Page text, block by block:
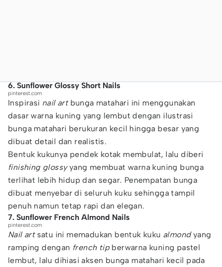
6. Sunflower Glossy Short Nails
pinterest.com
Inspirasi nail artbunga matahari ini menggunakan
dasar warna kuning yang lembut dengan ilustrasi
bunga matahari berukuran kecil hingga besar yang
dibuat detail dan realistis.
Bentuk kukunya pendek kotak membulat, lalu diberi
finishing glossyyang membuat warna kuning bunga
terlihat lebih hidup dan segar. Penempatan bunga
dibuat menyebar di seluruh kuku sehingga tampil
penuh namun tetap rapi dan elegan.
7. Sunflower French Almond Nails
pinterest.com
Nail artsatu ini memadukan bentuk kuku almondyang
ramping dengan french tip berwarna kuning pastel
lembut, lalu dihiasi aksen bunga matahari kecil pada